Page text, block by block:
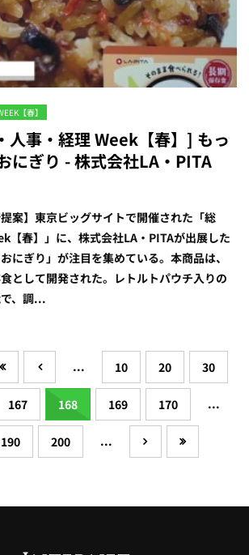
【春】
人事・経理 Week【春】] もっ
にぎり - 株式会社LA・PITA
提案】東京ビッグサイトで開催された「総
【春】」に、株式会社LA・PITAが出展した
にぎり」が注目を集めている。本商品は、
として開発された。レトルトパウチ入りの
、調...
... 10 20 30
167 168 169 170 ...
190 200 ...